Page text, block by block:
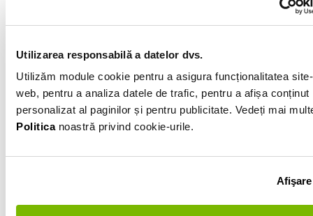
Utilizarea responsabilă a datelor dvs.
Utilizăm module cookie pentru a asigura funcționalitatea
web, pentru a analiza datele de trafic, pentru a afișa conținut
personalizat al paginilor și pentru publicitate. Vedeți mai
Politicanoastră privind cookie-urile.
Afişare
Descarcă raportul
Informatiile vanzatorului
Afișează numărul